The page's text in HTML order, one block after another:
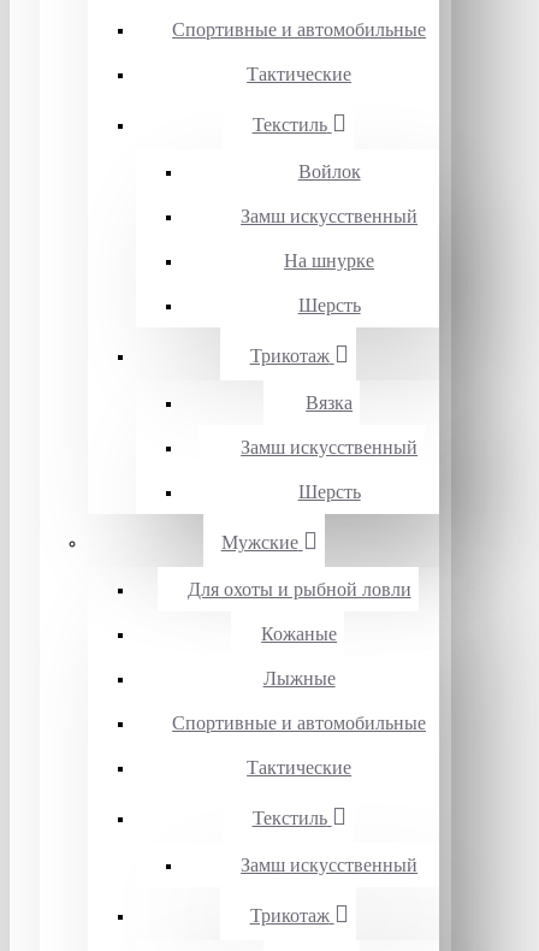
Спортивные и автомобильные
Тактические
Текстиль
Войлок
Замш искусственный
На шнурке
Шерсть
Трикотаж
Вязка
Замш искусственный
Шерсть
Мужские
Для охоты и рыбной ловли
Кожаные
Лыжные
Спортивные и автомобильные
Тактические
Текстиль
Замш искусственный
Трикотаж